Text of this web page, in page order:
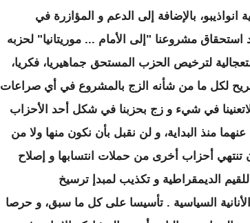
انواذيبو، بالإضافة إلى الدعم و المؤازرة في
استحقاق مشروعنا "إلى الأمام ... موريتانيا" لحزبه
لترخيص الحزب المستحق جماهيريا، فكريا،
لكل ما من شأنه الزج بالمشروع في أي صراعات
لاتعنينا في شيء و زج بحزبنا في شكل أحد الأحزاب
منذ البداية، و لن نقبل بأن نكون منها ولا من
تنتهي أحزاب أخرى من حملات انتسابها و إصلاح
الديمقراطية و تكذيب لمبدإ ترسيخ
السياسية . تأسيسا على كل ما سبق، و حرصا